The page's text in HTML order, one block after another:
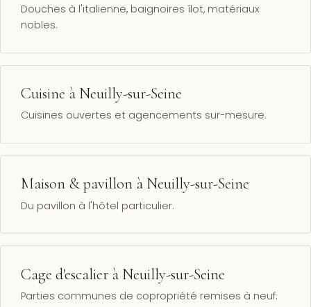
Douches à l'italienne, baignoires îlot, matériaux
nobles.
Cuisine à Neuilly-sur-Seine
Cuisines ouvertes et agencements sur-mesure.
Maison & pavillon à Neuilly-sur-Seine
Du pavillon à l'hôtel particulier.
Cage d'escalier à Neuilly-sur-Seine
Parties communes de copropriété remises à neuf.